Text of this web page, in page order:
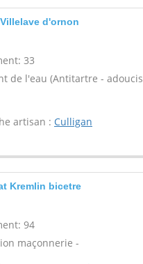
d'ornon
33
de l'eau (Antitartre -
artisan : Culligan
Kremlin bicetre
94
maçonnerie -